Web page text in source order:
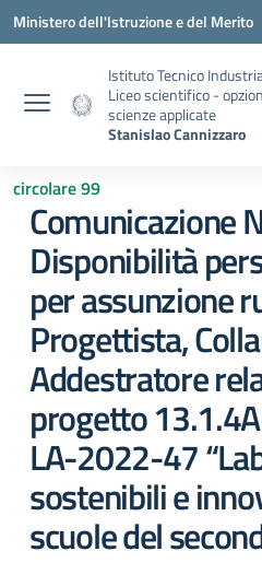
Vai ai contenuti
Vai al menu di navigazione
Vai al footer
Ministero dell'Istruzione e del Merito
Istituto Tecnico
Liceo scientifico -
scienze applicate
Stanislao Cannizzaro
circolare 99
Comunicazione
Disponibilità
per assunzione
Progettista,
Addestratore
progetto
LA-2022-47
sostenibili e
scuole del